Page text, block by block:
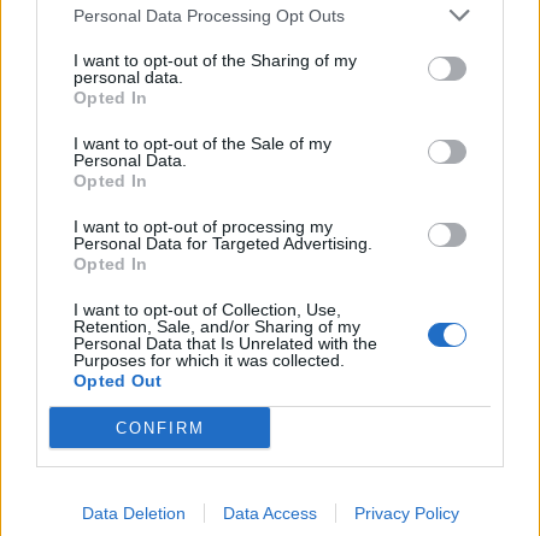
Personal Data Processing Opt Outs
I want to opt-out of the Sharing of my
personal data.
Opted In
I want to opt-out of the Sale of my
Personal Data.
Opted In
I want to opt-out of processing my
Personal Data for Targeted Advertising.
Opted In
I want to opt-out of Collection, Use,
Retention, Sale, and/or Sharing of my
Personal Data that Is Unrelated with the
Purposes for which it was collected.
Opted Out
CONFIRM
Data Deletion Data Access Privacy Policy
Συνεχής ροή